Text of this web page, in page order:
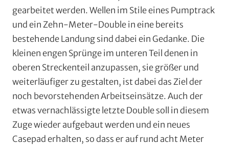
gearbeitet werden. Wellen im Stile eines Pumptrack
und ein Zehn-Meter-Double in eine bereits
bestehende Landung sind dabei ein Gedanke. Die
kleinen engen Sprünge im unteren Teil denen in
oberen Streckenteil anzupassen, sie größer und
weiterläufiger zu gestalten, ist dabei das Ziel der
noch bevorstehenden Arbeitseinsätze. Auch der
etwas vernachlässigte letzte Double soll in diesem
Zuge wieder aufgebaut werden und ein neues
Casepad erhalten, so dass er auf rund acht Meter